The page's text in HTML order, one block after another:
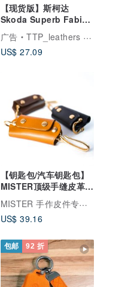
【现货版】斯柯达
Skoda Superb Fabia
Kodiaq Scala 麂皮 皮
套广告
TTP_leathers 波赛顿手工皮件
US$ 27.09
【钥匙包/汽车钥匙包】
MISTER顶级手缝皮革
意大利植鞣牛皮 刻字 MISTER 手作皮件专门店
US$ 39.16
包邮 92 折